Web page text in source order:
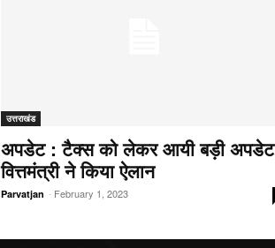
उत्तराखंड
अपडेट : टैक्स को लेकर आयी बड़ी
वित्तमंत्री ने किया ऐलान
Parvatjan - February 1, 2023